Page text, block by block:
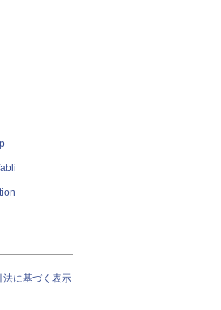
法に基づく表示